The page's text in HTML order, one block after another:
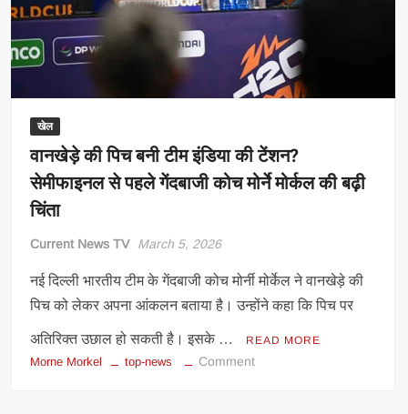
खेल
वानखेड़े की पिच बनी टीम इंडिया की टेंशन?
सेमीफाइनल से पहले गेंदबाजी कोच मोर्ने मोर्कल की बढ़ी
चिंता
Current News TV March 5, 2026
नई दिल्ली भारतीय टीम के गेंदबाजी कोच मोर्नी मोर्केल ने वानखेड़े की
पिच को लेकर अपना आंकलन बताया है। उन्होंने कहा कि पिच पर
अतिरिक्त उछाल हो सकती है। इसके … READ MORE
Morne Morkel top-news Commenton